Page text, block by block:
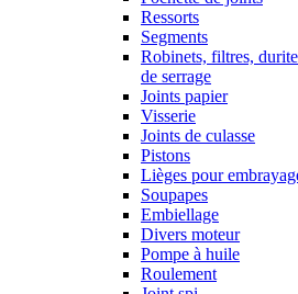
Ressorts
Segments
Robinets, filtres,
de serrage
Joints papier
Visserie
Joints de culasse
Pistons
Lièges pour
Soupapes
Embiellage
Divers moteur
Pompe à huile
Roulement